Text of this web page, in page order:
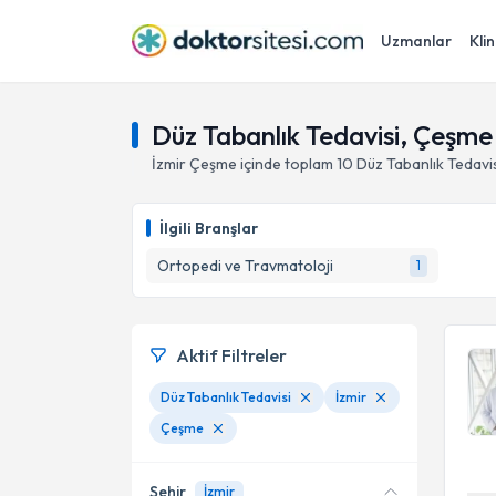
Uzmanlar
Düz Tabanlık Tedavisi,
İzmirÇeşme içinde toplam 10 Düz Tabanlık
İlgili Branşlar
Ortopedi ve Travmatoloji
1
Aktif Filtreler
Düz Tabanlık Tedavisi
İzmir
Çeşme
Şehir İzmir